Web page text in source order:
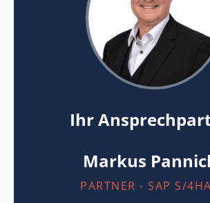
Ihr
Markus
PARTNER - SAP S/